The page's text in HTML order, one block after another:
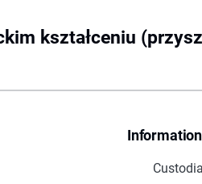
kształceniu